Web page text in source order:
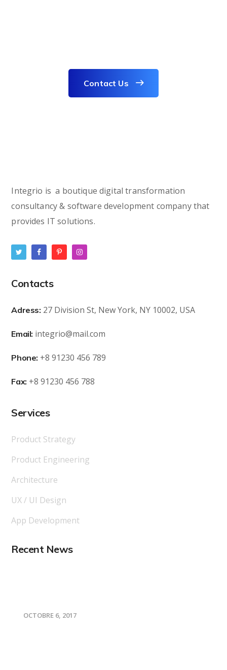
Contact Us
Integrio is a boutique digital transformation
consultancy & software development company that
provides IT solutions.
Contacts
Adress: 27 Division St, New York, NY 10002, USA
Email: integrio@mail.com
Phone: +8 91230 456 789
Fax: +8 91230 456 788
Services
Product Strategy
Product Engineering
Architecture
UX / UI Design
App Development
Recent News
OCTOBRE 6, 2017